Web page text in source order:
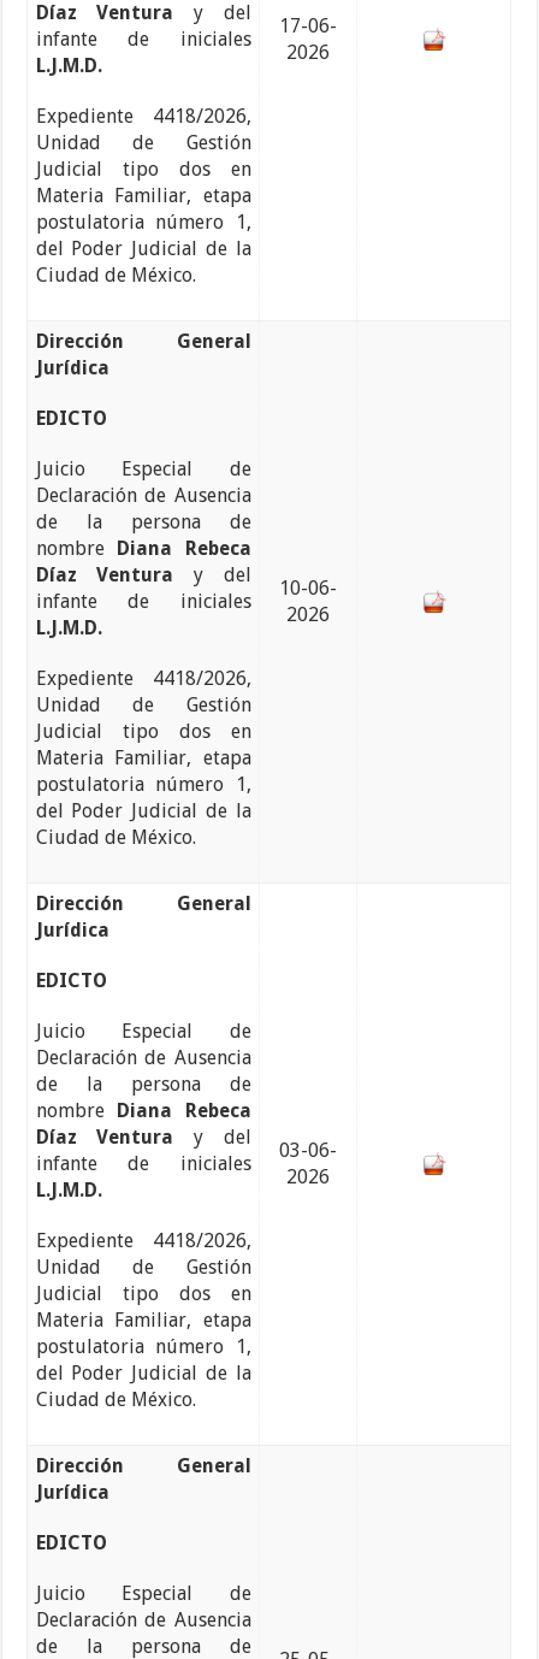
Díaz Venturay del
infante de iniciales
L.J.M.D.
Expediente 4418/2026,
Unidad de Gestión
Judicial tipo dos en
Materia Familiar, etapa
postulatoria número 1,
del Poder Judicial de la
Ciudad de México.
17-06-
2026
Dirección General
Jurídica
EDICTO
Juicio Especial de
Declaración de Ausencia
de la persona de
nombre
Diana Rebeca
Díaz Venturay del
infante de iniciales
L.J.M.D.
Expediente 4418/2026,
Unidad de Gestión
Judicial tipo dos en
Materia Familiar, etapa
postulatoria número 1,
del Poder Judicial de la
Ciudad de México.
10-06-
2026
Dirección General
Jurídica
EDICTO
Juicio Especial de
Declaración de Ausencia
de la persona de
nombre
Diana Rebeca
Díaz Venturay del
infante de iniciales
L.J.M.D.
Expediente 4418/2026,
Unidad de Gestión
Judicial tipo dos en
Materia Familiar, etapa
postulatoria número 1,
del Poder Judicial de la
Ciudad de México.
03-06-
2026
Dirección General
Jurídica
EDICTO
Juicio Especial de
Declaración de Ausencia
de la persona de